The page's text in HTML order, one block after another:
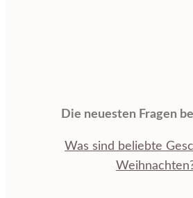
Die neuesten Fragen
Was sind beliebte